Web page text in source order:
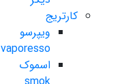
کارتریج
ویپرسو
vaporesso
اسموک